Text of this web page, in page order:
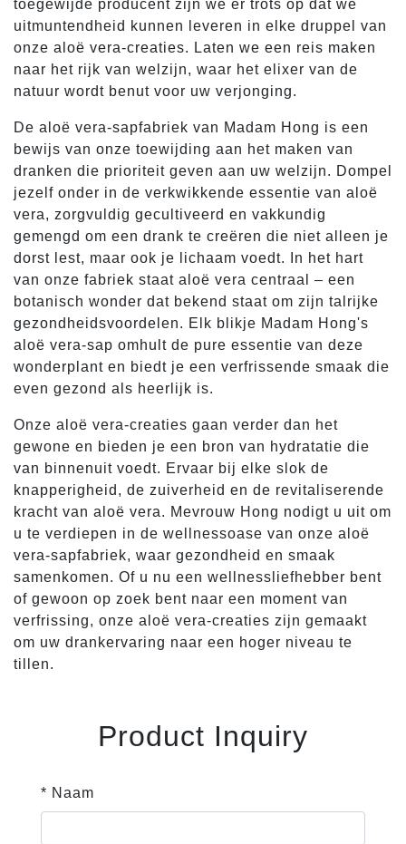
toegewijde producent zijn we er trots op dat we
uitmuntendheid kunnen leveren in elke druppel van
onze aloë vera-creaties. Laten we een reis maken
naar het rijk van welzijn, waar het elixer van de
natuur wordt benut voor uw verjonging.
De aloë vera-sapfabriek van Madam Hong is een
bewijs van onze toewijding aan het maken van
dranken die prioriteit geven aan uw welzijn. Dompel
jezelf onder in de verkwikkende essentie van aloë
vera, zorgvuldig gecultiveerd en vakkundig
gemengd om een drank te creëren die niet alleen je
dorst lest, maar ook je lichaam voedt. In het hart
van onze fabriek staat aloë vera centraal – een
botanisch wonder dat bekend staat om zijn talrijke
gezondheidsvoordelen. Elk blikje Madam Hong's
aloë vera-sap omhult de pure essentie van deze
wonderplant en biedt je een verfrissende smaak die
even gezond als heerlijk is.
Onze aloë vera-creaties gaan verder dan het
gewone en bieden je een bron van hydratatie die
van binnenuit voedt. Ervaar bij elke slok de
knapperigheid, de zuiverheid en de revitaliserende
kracht van aloë vera. Mevrouw Hong nodigt u uit om
u te verdiepen in de wellnessoase van onze aloë
vera-sapfabriek, waar gezondheid en smaak
samenkomen. Of u nu een wellnessliefhebber bent
of gewoon op zoek bent naar een moment van
verfrissing, onze aloë vera-creaties zijn gemaakt
om uw drankervaring naar een hoger niveau te
tillen.
Product Inquiry
* Naam